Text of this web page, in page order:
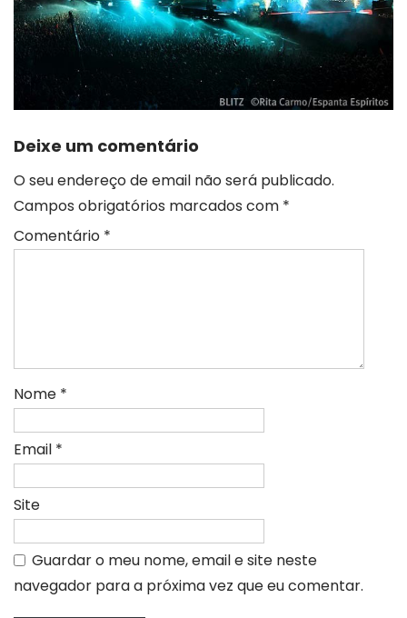
Deixe um comentário
O seu endereço de email não será publicado.
Campos obrigatórios marcados com *
Comentário *
Nome *
Email *
Site
Guardar o meu nome, email e site neste
navegador para a próxima vez que eu comentar.